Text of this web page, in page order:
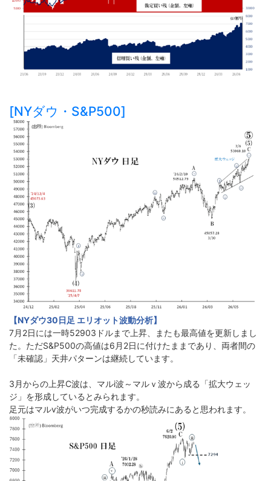
[NYダウ・S&P500]
【NYダウ30日足 エリオット波動分析】
7月2日には一時52903ドルまで上昇、またも最高値を更新しまし
た。ただS&P500の高値は6月2日に付けたままであり、両者間の
「未確認」天井パターンは継続しています。
3月からの上昇C波は、マルi波～マルｖ波から成る「拡大ウェッ
ジ」を形成しているとみられます。
足元はマルv波がいつ完成するかの秒読みにあると思われます。